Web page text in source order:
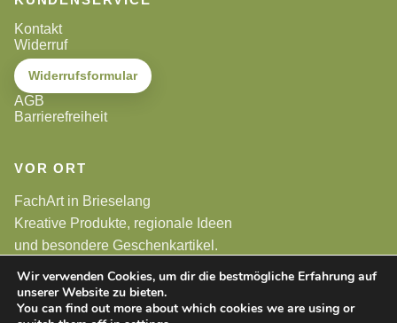
Kontakt
Widerruf
Widerrufsformular
AGB
Barrierefreiheit
VOR ORT
FachArt in Brieselang
Kreative Produkte, regionale Ideen
und besondere Geschenkartikel.
Alle Preise sind Endpreise. Gemäß §19 UStG wird keine
Umsatzsteuer berechnet.
Wir verwenden Cookies, um dir die bestmögliche Erfahrung auf
unserer Website zu bieten.
You can find out more about which cookies we are using or